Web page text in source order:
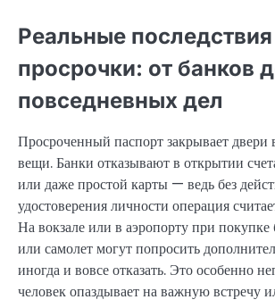
Реальные последствия
просрочки: от банков
повседневных дел
Просроченный паспорт закрывает
вещи. Банки отказывают в открытии
или даже простой карты — ведь без
удостоверения личности операция
На вокзале или в аэропорту при покупке
или самолет могут попросить
иногда и вовсе отказать. Это особенно
человек опаздывает на важную встречу